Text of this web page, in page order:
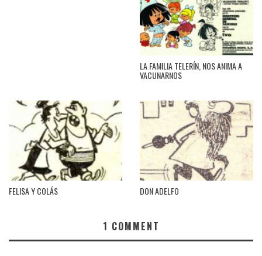
LA FAMILIA TELERÍN, NOS ANIMA A
VACUNARNOS
FELISA Y COLÁS DON ADELFO
1 COMMENT